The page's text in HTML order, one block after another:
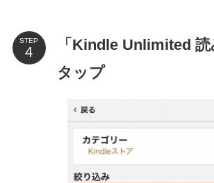
STEP
「Kindle Unlimited
タップ